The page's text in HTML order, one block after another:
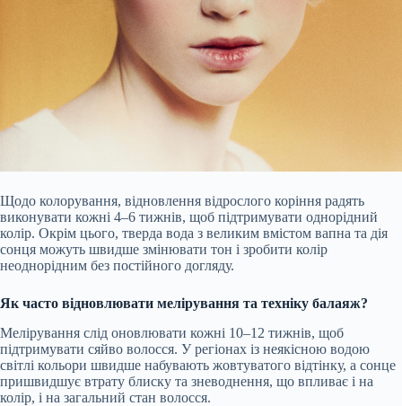
Щодо колорування, відновлення відрослого коріння радять
виконувати кожні 4–6 тижнів, щоб підтримувати однорідний
колір. Окрім цього, тверда вода з великим вмістом вапна та дія
сонця можуть швидше змінювати тон і зробити колір
неоднорідним без постійного догляду.
Як часто відновлювати мелірування та техніку балаяж?
Мелірування слід оновлювати кожні 10–12 тижнів, щоб
підтримувати сяйво волосся. У регіонах із неякісною водою
світлі кольори швидше набувають жовтуватого відтінку, а сонце
пришвидшує втрату блиску та зневоднення, що впливає і на
колір, і на загальний стан волосся.